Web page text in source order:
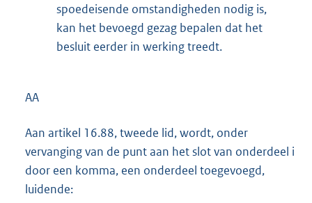
spoedeisende omstandigheden nodig is,
kan het bevoegd gezag bepalen dat het
besluit eerder in werking treedt.
AA
Aan artikel 16.88, tweede lid, wordt, onder
vervanging van de punt aan het slot van onderdeel i
door een komma, een onderdeel toegevoegd,
luidende: